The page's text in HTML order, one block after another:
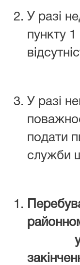
У разі
пункту
У разі
подати
служби